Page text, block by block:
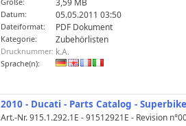
3,59 MB
Datum: 05.05.2011 03:50
Dateiformat: PDF Dokument
Kategorie: Zubehörlisten
Drucknummer: k.A.
Sprache(n):
2010 - Ducati - Parts Catalog -
Art.-Nr. 915.1.292.1E - 91512921E - Revision